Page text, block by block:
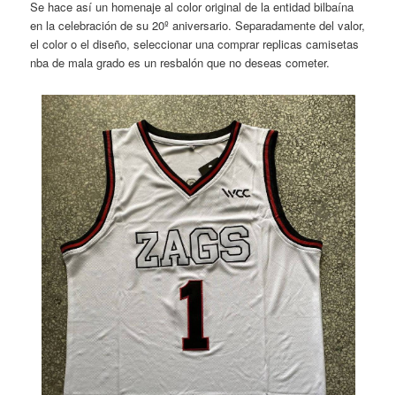
Se hace así un homenaje al color original de la entidad bilbaína
en la celebración de su 20º aniversario. Separadamente del valor,
el color o el diseño, seleccionar una comprar replicas camisetas
nba de mala grado es un resbalón que no deseas cometer.